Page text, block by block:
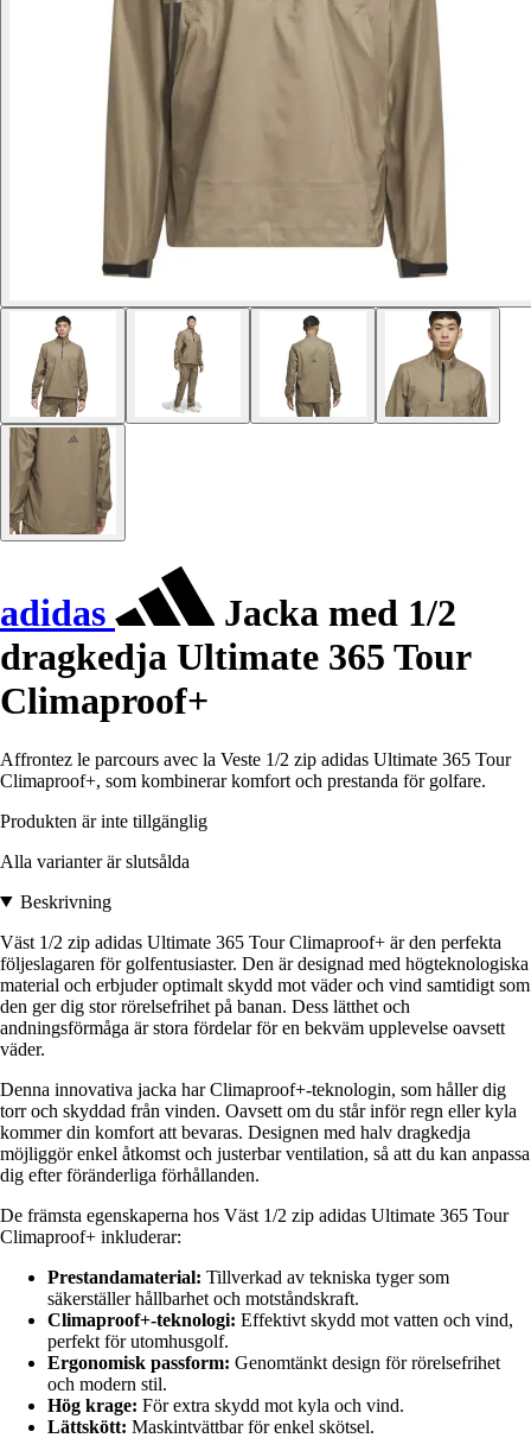
adidas
Jacka med 1/2
dragkedja Ultimate 365 Tour
Climaproof+
Affrontez le parcours avec la Veste 1/2 zip adidas Ultimate 365 Tour
Climaproof+, som kombinerar komfort och prestanda för golfare.
Produkten är inte tillgänglig
Alla varianter är slutsålda
Beskrivning
Väst 1/2 zip adidas Ultimate 365 Tour Climaproof+ är den perfekta
följeslagaren för golfentusiaster. Den är designad med högteknologiska
material och erbjuder optimalt skydd mot väder och vind samtidigt som
den ger dig stor rörelsefrihet på banan. Dess lätthet och
andningsförmåga är stora fördelar för en bekväm upplevelse oavsett
väder.
Denna innovativa jacka har Climaproof+-teknologin, som håller dig
torr och skyddad från vinden. Oavsett om du står inför regn eller kyla
kommer din komfort att bevaras. Designen med halv dragkedja
möjliggör enkel åtkomst och justerbar ventilation, så att du kan anpassa
dig efter föränderliga förhållanden.
De främsta egenskaperna hos Väst 1/2 zip adidas Ultimate 365 Tour
Climaproof+ inkluderar:
Prestandamaterial: Tillverkad av tekniska tyger som
säkerställer hållbarhet och motståndskraft.
Climaproof+-teknologi: Effektivt skydd mot vatten och vind,
perfekt för utomhusgolf.
Ergonomisk passform: Genomtänkt design för rörelsefrihet
och modern stil.
Hög krage: För extra skydd mot kyla och vind.
Lättskött: Maskintvättbar för enkel skötsel.